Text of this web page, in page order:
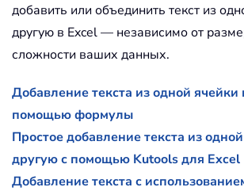
добавить или объединить текст из
другую в Excel — независимо от
сложности ваших данных.
Добавление текста из одной ячейки
помощью формулы
Простое добавление текста из
другую с помощью Kutools для Excel
Добавление текста с